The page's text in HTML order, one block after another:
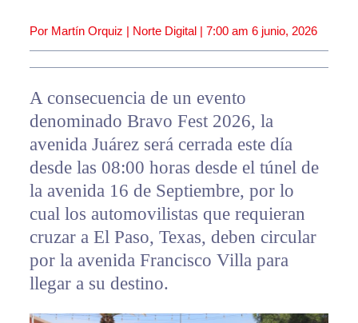
Por Martín Orquiz | Norte Digital | 7:00 am 6 junio, 2026
A consecuencia de un evento
denominado Bravo Fest 2026, la
avenida Juárez será cerrada este día
desde las 08:00 horas desde el túnel de
la avenida 16 de Septiembre, por lo
cual los automovilistas que requieran
cruzar a El Paso, Texas, deben circular
por la avenida Francisco Villa para
llegar a su destino.